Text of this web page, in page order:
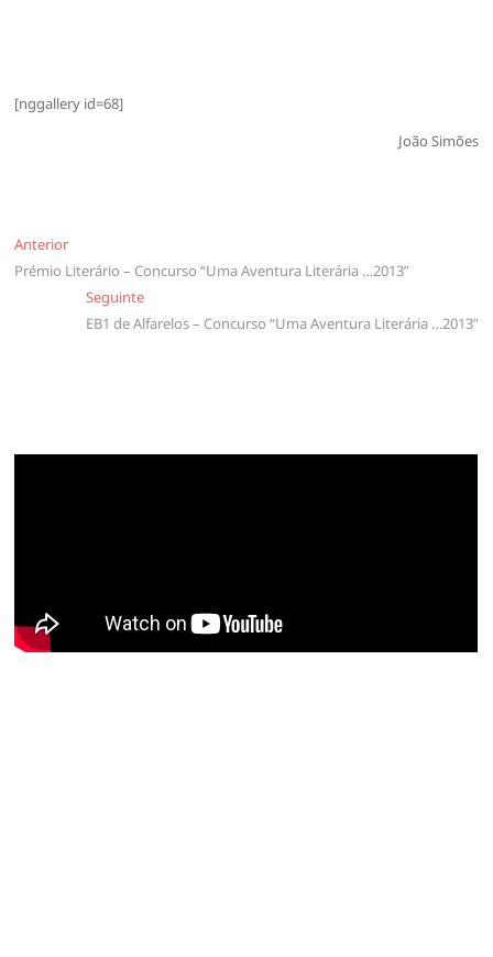
[nggallery id=68]
João Simões
Navegação
de
artigos
AnteriorAnterior
Prémio Literário – Concurso “Uma Aventura Literária …2013”
SeguinteSeguinte
EB1 de Alfarelos – Concurso “Uma Aventura Literária …2013”